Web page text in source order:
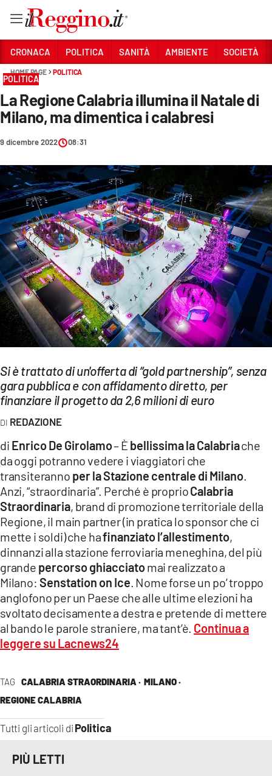
Sezioni
CRONACA
POLITICA
AMBIENTE
SOCIETÀ
CULTURA
ECONOMIA E LAVORO
EVENTI
SPORT
Streaming
LAC TV
LAC NETWORK
LAC ONAIR
Network
LACPLAY.IT
LACTV.IT
LACONAIR.IT
LACITYMAG.IT
ILREGGINO.IT
COSENZACHANNEL.IT
ILVIBONESE.IT
LACAPITALENEWS.IT
App
ANDROID
CRONACA POLITICA SANITÀ AMBIENTE SOCIETÀ
HOME PAGE POLITICA
POLITICA
La Regione Calabria illumina il Natale di
Milano, ma dimentica i calabresi
9 dicembre 2022 08:31
Si è trattato di un'offerta di “gold partnership”, senza
gara pubblica e con affidamento diretto, per
finanziare il progetto da 2,6 milioni di euro
REDAZIONE
TAG CALABRIA STRAORDINARIA · MILANO ·
REGIONE CALABRIA
Tutti gli articoli di Politica
di Enrico De Girolamo– È bellissima laCalabriache
da oggi potranno vedere i viaggiatori che
transiteranno per la Stazione centrale di Milano.
Anzi, “straordinaria”. Perché è proprioCalabria
Straordinaria, brand di promozione territoriale della
Regione, il main partner (in pratica lo sponsor che ci
mette i soldi) che hafinanziato l’allestimento,
dinnanzi alla stazione ferroviaria meneghina, del più
grande percorso ghiacciatomai realizzato a
Milano: Senstation on Ice . Nome forse un po’ troppo
anglofono per un Paese che alle ultime elezioni ha
svoltato decisamente a destra e pretende di mettere
al bando le parole straniere, ma tant’è. Continua a
leggere su Lacnews24
PIÙ LETTI